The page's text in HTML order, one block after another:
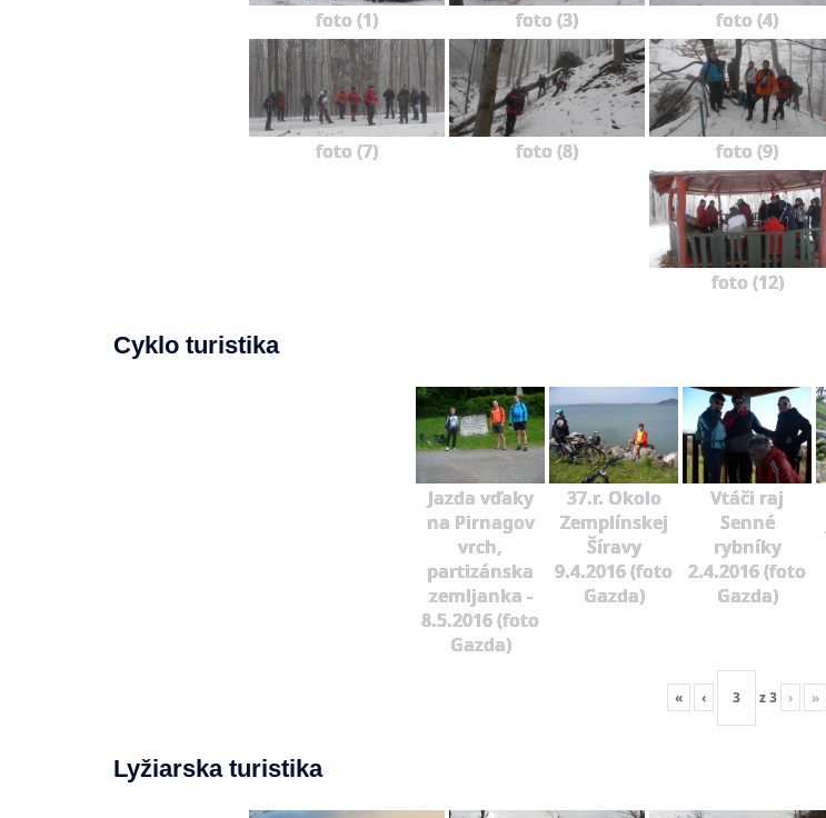
foto (1) foto (3) foto (4)
foto (7) foto (8) foto (9)
foto (12)
Cyklo turistika
Jazda vďaky
na Pirnagov
vrch,
partizánska
zemljanka -
8.5.2016 (foto
Gazda)
37.r. Okolo
Zemplínskej
Šíravy
9.4.2016 (foto
Gazda)
Vtáči raj
Senné
rybníky
2.4.2016 (foto
Gazda)
« ‹ z3 › »
Lyžiarska turistika